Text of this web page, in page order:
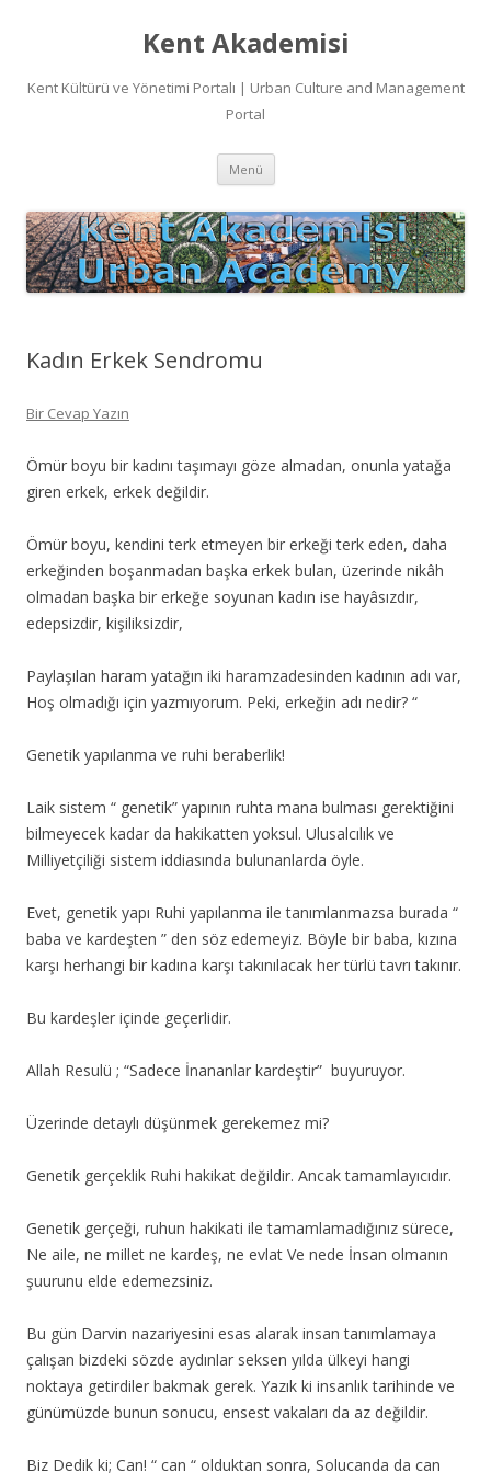
Kent Akademisi
Kent Kültürü ve Yönetimi Portalı | Urban Culture and Management
Portal
Menü İçeriğe
Kadın Erkek Sendromu
Bir Cevap Yazın
Ömür boyu bir kadını taşımayı göze almadan, onunla yatağa
giren erkek, erkek değildir.
Ömür boyu, kendini terk etmeyen bir erkeği terk eden, daha
erkeğinden boşanmadan başka erkek bulan, üzerinde nikâh
olmadan başka bir erkeğe soyunan kadın ise hayâsızdır,
edepsizdir, kişiliksizdir,
Paylaşılan haram yatağın iki haramzadesinden kadının adı var,
Hoş olmadığı için yazmıyorum. Peki, erkeğin adı nedir? “
Genetik yapılanma ve ruhi beraberlik!
Laik sistem “ genetik” yapının ruhta mana bulması gerektiğini
bilmeyecek kadar da hakikatten yoksul. Ulusalcılık ve
Milliyetçiliği sistem iddiasında bulunanlarda öyle.
Evet, genetik yapı Ruhi yapılanma ile tanımlanmazsa burada “
baba ve kardeşten ” den söz edemeyiz. Böyle bir baba, kızına
karşı herhangi bir kadına karşı takınılacak her türlü tavrı takınır.
Bu kardeşler içinde geçerlidir.
Allah Resulü ; “Sadece İnananlar kardeştir” buyuruyor.
Üzerinde detaylı düşünmek gerekemez mi?
Genetik gerçeklik Ruhi hakikat değildir. Ancak tamamlayıcıdır.
Genetik gerçeği, ruhun hakikati ile tamamlamadığınız sürece,
Ne aile, ne millet ne kardeş, ne evlat Ve nede İnsan olmanın
şuurunu elde edemezsiniz.
Bu gün Darvin nazariyesini esas alarak insan tanımlamaya
çalışan bizdeki sözde aydınlar seksen yılda ülkeyi hangi
noktaya getirdiler bakmak gerek. Yazık ki insanlık tarihinde ve
günümüzde bunun sonucu, ensest vakaları da az değildir.
Biz Dedik ki; Can! “ can “ olduktan sonra, Solucanda da can